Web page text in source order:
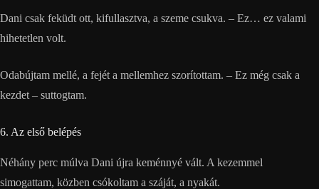
Dani csak feküdt ott, kifullasztva, a szeme csukva. – Ez… ez valami
hihetetlen volt.
Odabújtam mellé, a fejét a mellemhez szorítottam. – Ez még csak a
kezdet – suttogtam.
6. Az első belépés
Néhány perc múlva Dani újra keménnyé vált. A kezemmel
simogattam, közben csókoltam a száját, a nyakát.